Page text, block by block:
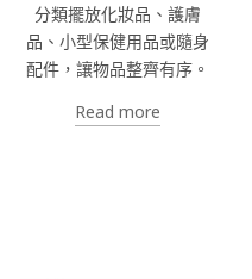
分類擺放化妝品、護膚
品、小型保健用品或隨身
配件，讓物品整齊有序。
Read more